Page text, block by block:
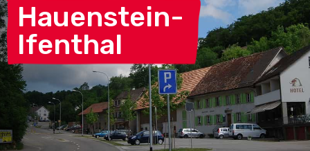
Hauenstein-
Ifenthal